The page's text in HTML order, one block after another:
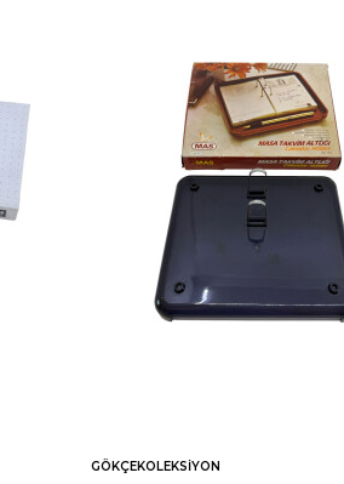
GÖKÇEKOLEKSIYON